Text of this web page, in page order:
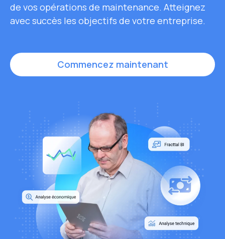
de vos opérations de maintenance. Atteignez
avec succès les objectifs de votre entreprise.
Commencez maintenant